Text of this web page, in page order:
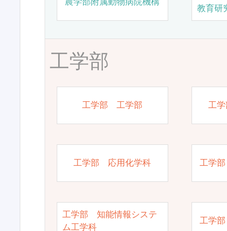
教育研
工学部
工学部 工学部 工
工学部 応用化学科 工学
工学部 知能情報システ
ム工学科
工学